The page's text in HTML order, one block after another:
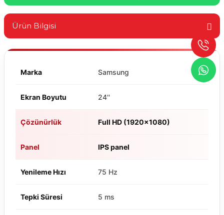
Ürün Bilgisi
Marka Samsung
Ekran Boyutu 24''
Çözünürlük Full HD (1920x1080)
Panel IPS panel
Yenileme Hızı 75 Hz
Tepki Süresi 5 ms